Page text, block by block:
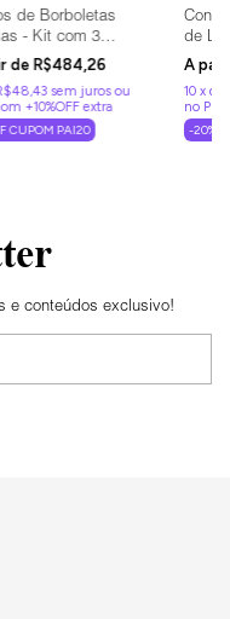
de Borboletas
- Kit com 3
Decorativos
R$484,26
sem juros
CUPOM PAI20
de
10 x de
-
e conteúdos exclusivo!